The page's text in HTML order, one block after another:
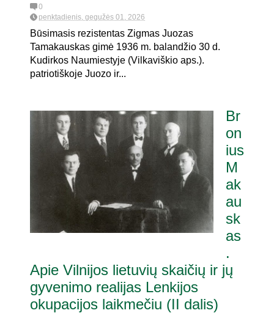
0
penktadienis, gegužės 01, 2026
Būsimasis rezistentas Zigmas Juozas
Tamakauskas gimė 1936 m. balandžio 30 d.
Kudirkos Naumiestyje (Vilkaviškio aps.).
patriotiškoje Juozo ir...
Br
on
ius
M
ak
au
sk
as
.
Apie Vilnijos lietuvių skaičių ir jų
gyvenimo realijas Lenkijos
okupacijos laikmečiu (II dalis)